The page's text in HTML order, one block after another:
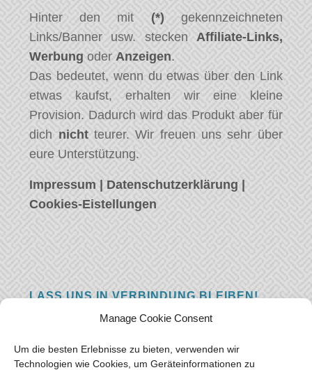
Manage Cookie Consent
Um die besten Erlebnisse zu bieten, verwenden wir
Technologien wie Cookies, um Geräteinformationen zu
Hinter den mit (*) gekennzeichneten
Links/Banner usw. stecken Affiliate-Links,
Werbung oderAnzeigen.
Das bedeutet, wenn du etwas über den Link
etwas kaufst, erhalten wir eine kleine
Provision. Dadurch wird das Produkt aber für
dich nichtteurer. Wir freuen uns sehr über
eure Unterstützung.
Impressum | Datenschutzerklärung |
Cookies-Eistellungen
LASS UNS IN VERBINDUNG BLEIBEN!
Hast eine Frage, einen Kommentar, oder
von euch hören! Hinterlasse uns eine